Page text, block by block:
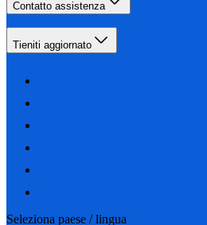
Contatto assistenza
Tieniti aggiornato
Seleziona paese / lingua